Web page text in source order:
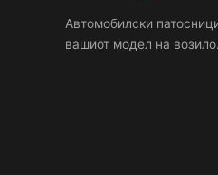
Автомобилски
вашиот модел на возило.